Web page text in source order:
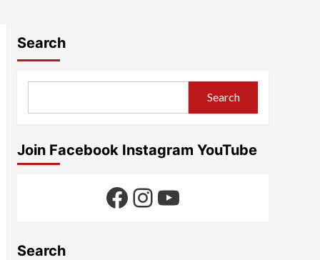
Search
Search
Join Facebook Instagram YouTube
Facebook
Instagram
YouTube
Search